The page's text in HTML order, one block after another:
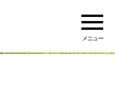
メニュー